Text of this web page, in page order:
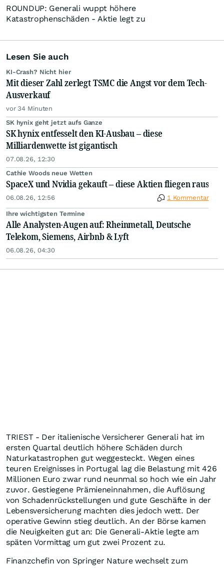
ROUNDUP: Generali wuppt höhere
Katastrophenschäden - Aktie legt zu
Lesen Sie auch
KI-Crash? Nicht hier
Mit dieser Zahl zerlegt TSMC die Angst vor dem Tech-
Ausverkauf
vor 34 Minuten
SK hynix geht jetzt aufs Ganze
SK hynix entfesselt den KI-Ausbau – diese
Milliardenwette ist gigantisch
07.08.26, 12:30
Cathie Woods neue Wetten
SpaceX und Nvidia gekauft – diese Aktien fliegen raus
06.08.26, 12:56 1 Kommentar
Ihre wichtigsten Termine
Alle Analysten-Augen auf: Rheinmetall, Deutsche
Telekom, Siemens, Airbnb & Lyft
06.08.26, 04:30
TRIEST - Der italienische Versicherer Generali hat im
ersten Quartal deutlich höhere Schäden durch
Naturkatastrophen gut weggesteckt. Wegen eines
teuren Ereignisses in Portugal lag die Belastung mit 426
Millionen Euro zwar rund neunmal so hoch wie ein Jahr
zuvor. Gestiegene Prämieneinnahmen, die Auflösung
von Schadenrückstellungen und gute Geschäfte in der
Lebensversicherung machten dies jedoch wett. Der
operative Gewinn stieg deutlich. An der Börse kamen
die Neuigkeiten gut an: Die Generali-Aktie legte am
späten Vormittag um gut zwei Prozent zu.
Finanzchefin von Springer Nature wechselt zum